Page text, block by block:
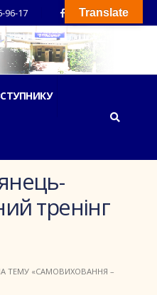
96-17
тренінг
ТЕМУ «САМОВИХОВАННЯ –
Translate